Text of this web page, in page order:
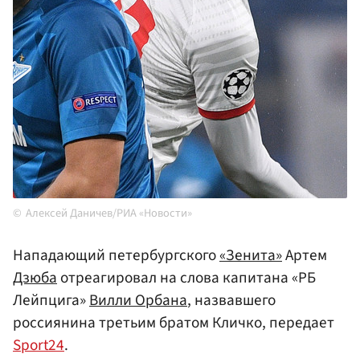
Алексей Даничев/РИА «Новости»
Нападающий петербургского«Зенита»Артем
Дзюбаотреагировал на слова капитана «РБ
Лейпцига»Вилли Орбана, назвавшего
россиянина третьим братом Кличко, передает
Sport24.